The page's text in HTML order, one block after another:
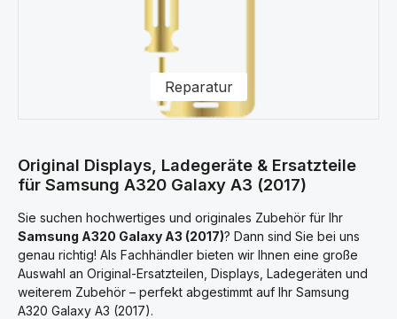
Reparatur
Original Displays, Ladegeräte & Ersatzteile
für Samsung A320 Galaxy A3 (2017)
Sie suchen hochwertiges und originales Zubehör für Ihr
Samsung A320 Galaxy A3 (2017)? Dann sind Sie bei uns
genau richtig! Als Fachhändler bieten wir Ihnen eine große
Auswahl an Original-Ersatzteilen, Displays, Ladegeräten und
weiterem Zubehör – perfekt abgestimmt auf Ihr Samsung
A320 Galaxy A3 (2017).